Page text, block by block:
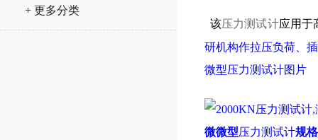
+ 更多分类
该压力测试计应用于
研机构作拉压负荷、
微型压力测试计图片
微微型压力测试计规